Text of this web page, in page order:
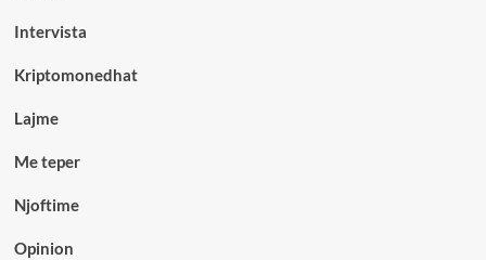
Intervista
Kriptomonedhat
Lajme
Me teper
Njoftime
Opinion